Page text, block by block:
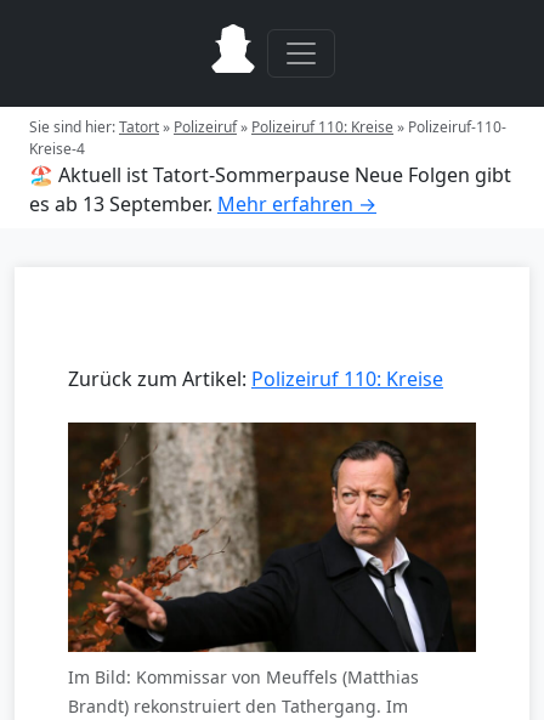
Sie sind hier:Tatort» Polizeiruf» Polizeiruf 110: Kreise» Polizeiruf-110-
Kreise-4
🏖️ Aktuell ist Tatort-Sommerpause Neue Folgen gibt
es ab 13 September. Mehr erfahren →
Zurück zum Artikel: Polizeiruf 110: Kreise
Im Bild: Kommissar von Meuffels (Matthias
Brandt) rekonstruiert den Tathergang. Im